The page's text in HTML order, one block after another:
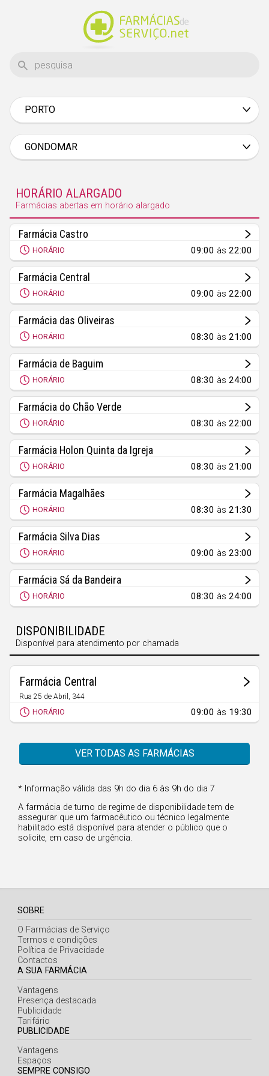
PORTO
Braga
Castelo Branco
Évora
Faro
Guarda
Leiria
Lisboa
Portalegre
Porto
Santarém
Setúbal
Viana do Castelo
Vila Real
Viseu
Madeira
Açores
GONDOMAR
HORÁRIO ALARGADO
Farmácias abertas em horário alargado
Farmácia Castro
HORÁRIO 09:00 às22:00
Farmácia Central
HORÁRIO 09:00 às22:00
Farmácia das Oliveiras
HORÁRIO 08:30 às21:00
Farmácia de Baguim
HORÁRIO 08:30 às24:00
Farmácia do Chão Verde
HORÁRIO 08:30 às22:00
Farmácia Holon Quinta da Igreja
HORÁRIO 08:30 às21:00
Farmácia Magalhães
HORÁRIO 08:30 às21:30
Farmácia Silva Dias
HORÁRIO 09:00 às23:00
Farmácia Sá da Bandeira
HORÁRIO 08:30 às24:00
DISPONIBILIDADE
Disponível para atendimento por chamada
Farmácia Central
Rua 25 de Abril, 344
São Cosme
HORÁRIO 09:00 às 19:30
VER TODAS AS FARMÁCIAS
* Informação válida das 9h do dia 6 às 9h do dia 7
A farmácia de turno de regime de disponibilidade tem de
assegurar que um farmacêutico ou técnico legalmente
habilitado está disponível para atender o público que o
solicite, em caso de urgência.
SOBRE
O Farmácias de Serviço
Termos e condições
Política de Privacidade
Contactos
A SUA FARMÁCIA
Vantagens
Presença destacada
Publicidade
Tarifário
PUBLICIDADE
Vantagens
Espaços
SEMPRE CONSIGO